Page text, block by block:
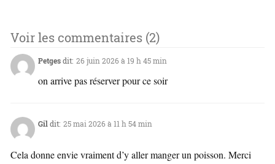
Voir les commentaires (2)
Petgesdit: 26 juin 2026 à 19 h 45 min
on arrive pas réserver pour ce soir
Gil dit: 25 mai 2026 à 11 h 54 min
Cela donne envie vraiment d’y aller manger un poisson. Merci